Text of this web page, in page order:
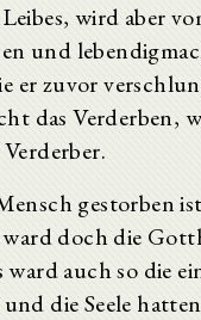
wird aber
und
er zuvor
das
gestorben
doch die
auch so die
die Seele